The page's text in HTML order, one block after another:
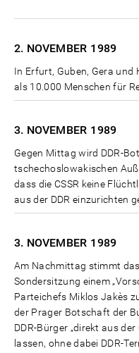
2. NOVEMBER 1989
In Erfurt, Guben, Gera und
als 10.000 Menschen für
3. NOVEMBER 1989
Gegen Mittag wird DDR-
tschechoslowakischen
dass die CSSR keine
aus der DDR einzurichten
3. NOVEMBER 1989
Am Nachmittag stimmt
Sondersitzung einem
Parteichefs Miklos Jakès
der Prager Botschaft der
DDR-Bürger „direkt aus
lassen, ohne dabei DDR-